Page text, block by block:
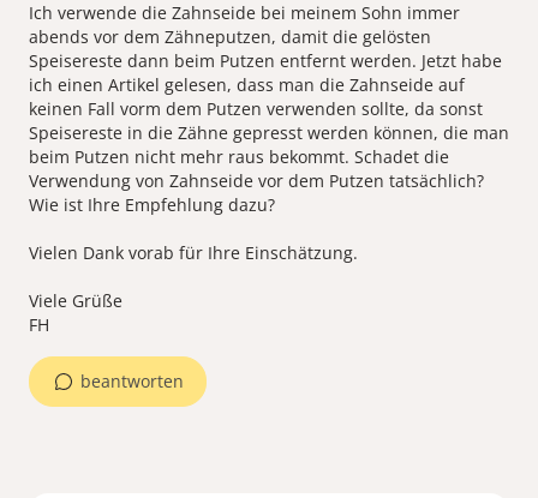
Ich verwende die Zahnseide bei meinem Sohn immer
abends vor dem Zähneputzen, damit die gelösten
Speisereste dann beim Putzen entfernt werden. Jetzt habe
ich einen Artikel gelesen, dass man die Zahnseide auf
keinen Fall vorm dem Putzen verwenden sollte, da sonst
Speisereste in die Zähne gepresst werden können, die man
beim Putzen nicht mehr raus bekommt. Schadet die
Verwendung von Zahnseide vor dem Putzen tatsächlich?
Wie ist Ihre Empfehlung dazu?
Vielen Dank vorab für Ihre Einschätzung.
Viele Grüße
FH
beantworten